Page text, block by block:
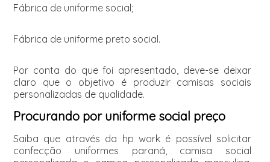
Fábrica de uniforme social;
Fábrica de uniforme preto social.
Por conta do que foi apresentado, deve-se deixar
claro que o objetivo é produzir camisas sociais
personalizadas de qualidade.
Procurando por uniforme social preço
Saiba que através da hp work é possível solicitar
confecção uniformes paraná, camisa social